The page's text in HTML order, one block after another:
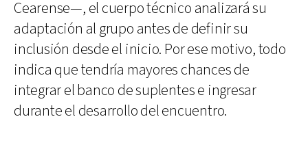
Cearense—, el cuerpo técnico analizará su
adaptación al grupo antes de definir su
inclusión desde el inicio. Por ese motivo, todo
indica que tendría mayores chances de
integrar el banco de suplentes e ingresar
durante el desarrollo del encuentro.